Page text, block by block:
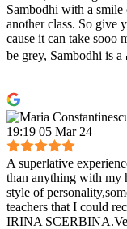
Sambodhi with a
another class. So give
cause it can take sooo
be grey, Sambodhi is
19:19 05 Mar 24
A superlative
than anything with my
style of
teachers that I could
IRINA